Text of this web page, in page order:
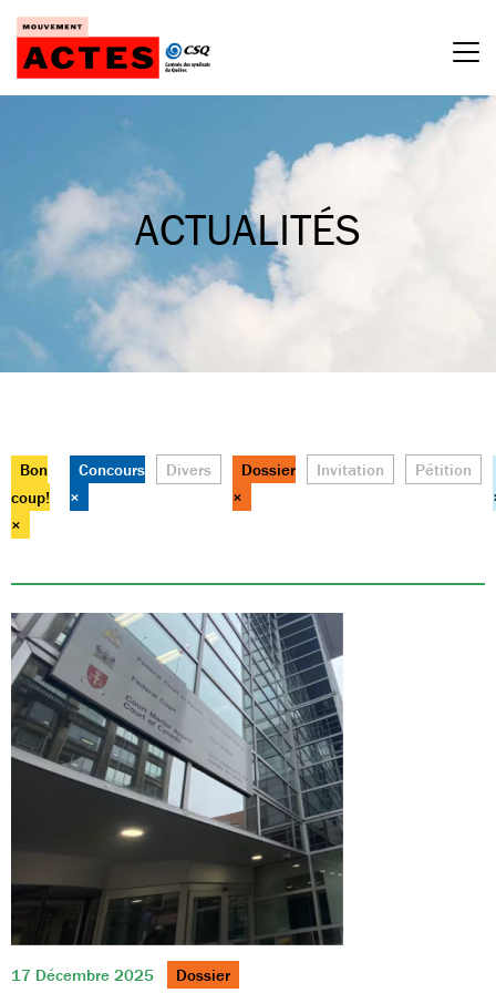
Passer
contenu
ACTUALITÉS
17 Décembre 2025 Dossier
Bon
coup!
×
Concours
×
Divers
Dossier
×
Invitation
Pétition